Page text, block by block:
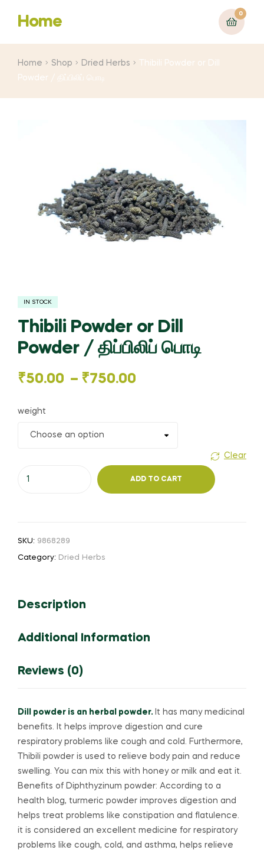
Home
0
Home Shop Dried Herbs
Thibili Powder or Dill
Powder / திப்பிலிப் பொடி
IN STOCK
Thibili Powder or Dill
Powder / திப்பிலிப் பொடி
₹50.00 – ₹750.00
Price
range:
₹50.00
₹750.00
weight
Clear
/
திப்பிலிப்
ADD TO CART
SKU: 9868289
Category: Dried Herbs
Description
Additional Information
Reviews (0)
Dill powder is an herbal powder. It has many medicinal
benefits. It helps improve digestion and cure
respiratory problems like cough and cold. Furthermore,
Thibili powder is used to relieve body pain and reduce
swelling. You can mix this with honey or milk and eat it.
Benefits of Diphthyzinum powder: According to a
health blog, turmeric powder improves digestion and
helps treat problems like constipation and flatulence.
it is considered an excellent medicine for respiratory
problems like cough, cold, and asthma, helps relieve